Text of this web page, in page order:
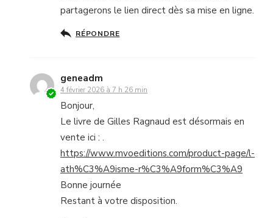
partagerons le lien direct dès sa mise en ligne.
RÉPONDRE
geneadm
4 février 2026 à 7 h 26 min
Bonjour,
Le livre de Gilles Ragnaud est désormais en
vente ici : .
https://www.mvoeditions.com/product-page/l-
ath%C3%A9isme-r%C3%A9form%C3%A9
Bonne journée
Restant à votre disposition.